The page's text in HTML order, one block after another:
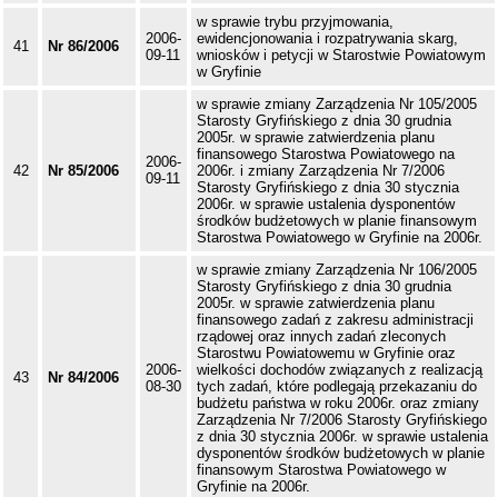
41 Nr 86/2006
2006-
09-11
w sprawie trybu przyjmowania,
ewidencjonowania i rozpatrywania skarg,
wniosków i petycji w Starostwie Powiatowym
w Gryfinie
42 Nr 85/2006
2006-
09-11
w sprawie zmiany Zarządzenia Nr 105/2005
Starosty Gryfińskiego z dnia 30 grudnia
2005r. w sprawie zatwierdzenia planu
finansowego Starostwa Powiatowego na
2006r. i zmiany Zarządzenia Nr 7/2006
Starosty Gryfińskiego z dnia 30 stycznia
2006r. w sprawie ustalenia dysponentów
środków budżetowych w planie finansowym
Starostwa Powiatowego w Gryfinie na 2006r.
43 Nr 84/2006
2006-
08-30
w sprawie zmiany Zarządzenia Nr 106/2005
Starosty Gryfińskiego z dnia 30 grudnia
2005r. w sprawie zatwierdzenia planu
finansowego zadań z zakresu administracji
rządowej oraz innych zadań zleconych
Starostwu Powiatowemu w Gryfinie oraz
wielkości dochodów związanych z realizacją
tych zadań, które podlegają przekazaniu do
budżetu państwa w roku 2006r. oraz zmiany
Zarządzenia Nr 7/2006 Starosty Gryfińskiego
z dnia 30 stycznia 2006r. w sprawie ustalenia
dysponentów środków budżetowych w planie
finansowym Starostwa Powiatowego w
Gryfinie na 2006r.